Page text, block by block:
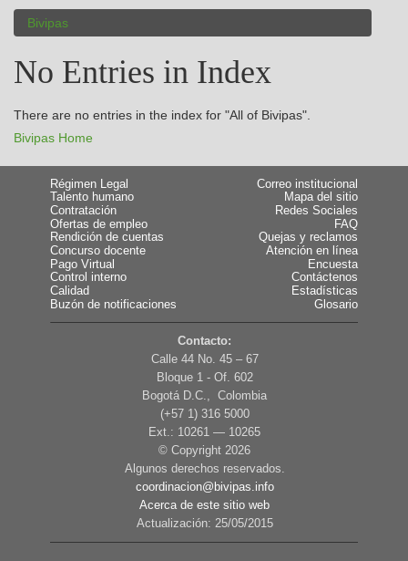
Bivipas
No Entries in Index
There are no entries in the index for "All of Bivipas".
Bivipas Home
Régimen Legal
Talento humano
Contratación
Ofertas de empleo
Rendición de cuentas
Concurso docente
Pago Virtual
Control interno
Calidad
Buzón de notificaciones
Correo institucional
Mapa del sitio
Redes Sociales
FAQ
Quejas y reclamos
Atención en línea
Encuesta
Contáctenos
Estadísticas
Glosario
Contacto:
Calle 44 No. 45 – 67
Bloque 1 - Of. 602
Bogotá D.C., Colombia
(+57 1) 316 5000
Ext.: 10261 — 10265
© Copyright 2026
Algunos derechos reservados.
coordinacion@bivipas.info
Acerca de este sitio web
Actualización: 25/05/2015